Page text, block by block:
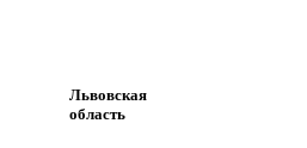
Львовская
область